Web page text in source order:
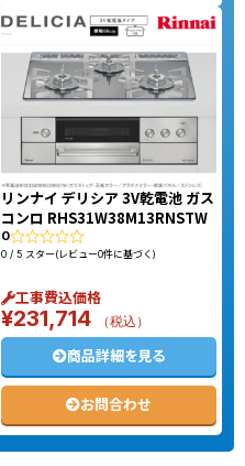
リンナイ デリシア 3V乾電池 ガス
コンロ RHS31W38M13RNSTW
0
0 / 5 スター(レビュー0件に基づく)
工事費込価格
¥231,714 （税込）
商品詳細を見る
お問合わせ